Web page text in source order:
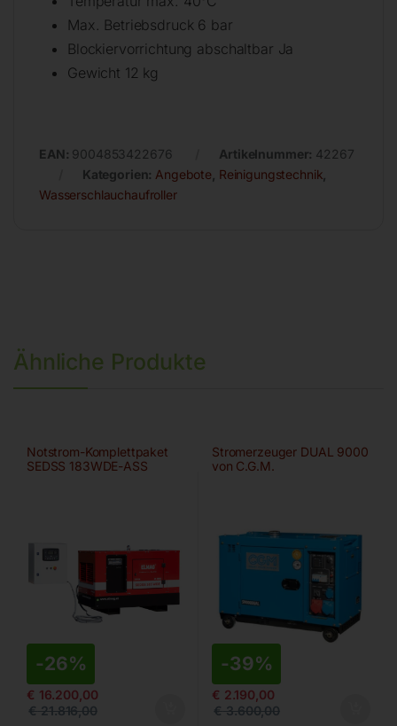
Max. Betriebsdruck 6 bar
Blockiervorrichtung abschaltbar Ja
Gewicht 12 kg
EAN: 9004853422676 Artikelnummer: 42267
Kategorien: Angebote Reinigungstechnik
Wasserschlauchaufroller
Ähnliche Produkte
Notstrom-Komplettpaket
SEDSS 183WDE-ASS
-26%
€ 16.200,00
€21.816,00
Stromerzeuger DUAL 9000
von C.G.M.
-39%
€ 2.190,00
€3.600,00